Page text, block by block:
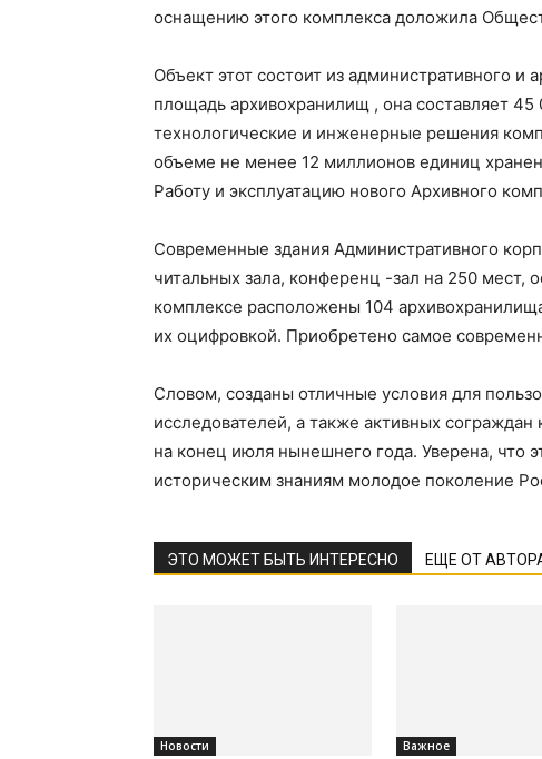
оснащению этого комплекса доложила
Объект этот состоит из административного
площадь архивохранилищ , она составляет
технологические и инженерные решения
объеме не менее 12 миллионов единиц
Работу и эксплуатацию нового Архивного
Современные здания Административного
читальных зала, конференц -зал на 250
комплексе расположены 104
их оцифровкой. Приобретено самое
Словом, созданы отличные условия для
исследователей, а также активных
на конец июля нынешнего года. Уверена, что
историческим знаниям молодое поколение
ЭТО МОЖЕТ БЫТЬ ИНТЕРЕСНО ЕЩЕ ОТ
Новости Важное